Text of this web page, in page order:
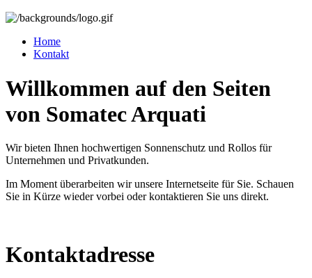
Home
Kontakt
Willkommen auf den Seiten
von Somatec Arquati
Wir bieten Ihnen hochwertigen Sonnenschutz und Rollos für
Unternehmen und Privatkunden.
Im Moment überarbeiten wir unsere Internetseite für Sie. Schauen
Sie in Kürze wieder vorbei oder kontaktieren Sie uns direkt.
Kontaktadresse